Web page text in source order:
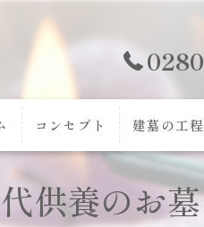
コンセプト 建墓の工程
供養のお